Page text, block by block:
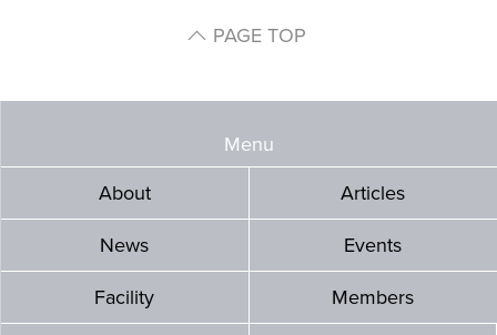
PAGE TOP
Menu
About
Articles
News Events
Facility Members